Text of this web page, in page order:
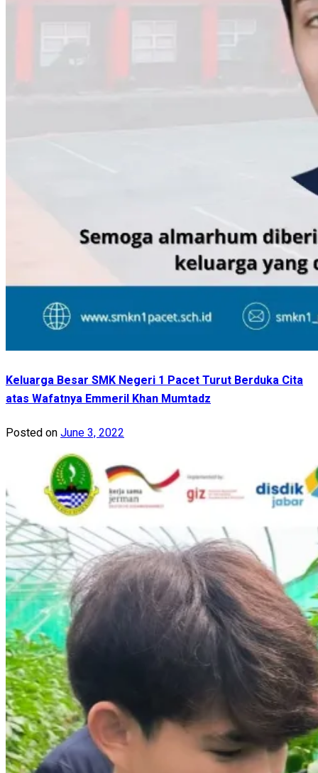
Keluarga Besar SMK Negeri 1 Pacet Turut Berduka Cita
atas Wafatnya Emmeril Khan Mumtadz
Posted onJune 3, 2022